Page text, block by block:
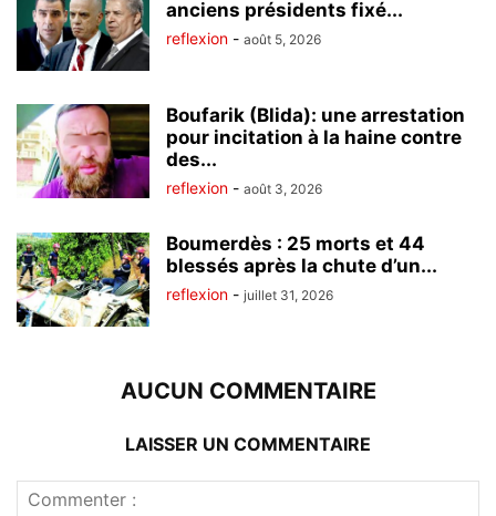
anciens présidents fixé...
reflexion - août 5, 2026
Boufarik (Blida): une arrestation
pour incitation à la haine contre
des...
reflexion - août 3, 2026
Boumerdès : 25 morts et 44
blessés après la chute d’un...
reflexion - juillet 31, 2026
AUCUN COMMENTAIRE
LAISSER UN COMMENTAIRE